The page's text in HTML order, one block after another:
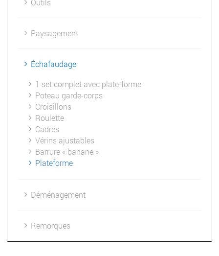
Outils
Paysagement
Échafaudage
1 set complet avec plate-forme
Poteau garde-corps
Croisillons
Roulette
Cadres
Vérins ajustables
Barrure « banane »
Plateforme
Déménagement
Remorques